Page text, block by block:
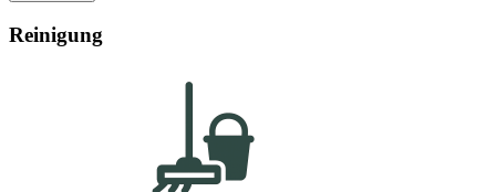
Reinigung